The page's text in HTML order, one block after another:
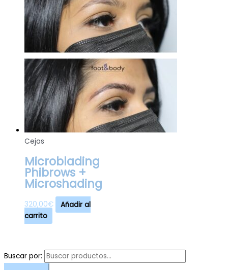
Cejas
Microblading
Phibrows +
Microshading
320,00€
Añadir al
carrito
Buscar por: